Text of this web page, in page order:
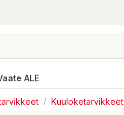
ALE
/ Kuuloketarvikkeet